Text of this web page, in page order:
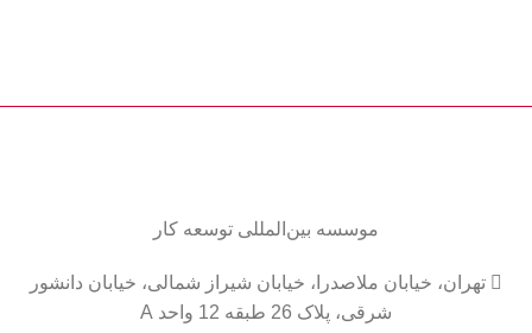
موسسه بین‌المللی توسعه کار
 تهران، خیابان ملاصدرا، خیابان شیراز شمالی، خیابان دانشور
شرقی، پلاک 26 طبقه 12 واحد A